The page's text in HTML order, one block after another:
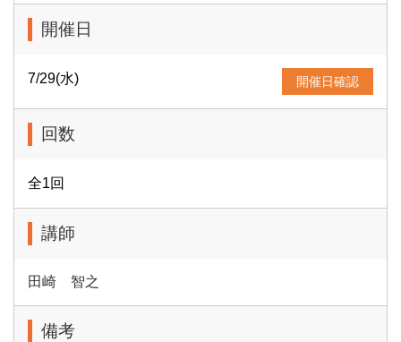
開催日
7/29(水) 開催日確認
回数
全1回
講師
田崎 智之
備考